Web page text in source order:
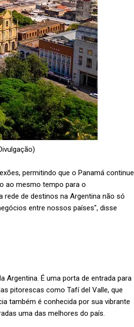
permitindo que o Panamá continue
ao mesmo tempo para o
de destinos na Argentina não só
entre nossos países", disse
Argentina. É uma porta de entrada para
pitorescas como Tafí del Valle, que
também é conhecida por sua vibrante
uma das melhores do país.